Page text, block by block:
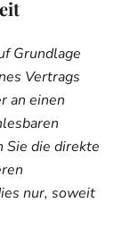
Grundlage
Vertrags
an einen
Sie die direkte
nur, soweit